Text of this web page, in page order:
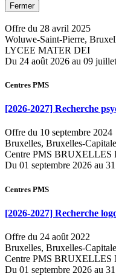
Fermer
Offre du 28 avril 2025
Woluwe-Saint-Pierre,
LYCEE MATER DEI
Du 24 août 2026 au 09
Centres PMS
[2026-2027] Recherche
Offre du 10 septembre 2024
Bruxelles, Bruxelles-Capitale
Centre PMS BRUXELLES
Du 01 septembre 2026 au
Centres PMS
[2026-2027] Recherche
Offre du 24 août 2022
Bruxelles, Bruxelles-Capitale
Centre PMS BRUXELLES
Du 01 septembre 2026 au